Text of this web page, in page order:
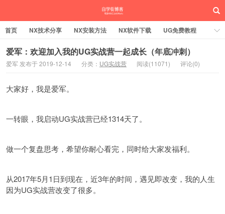
首页 NX技术分享 NX安装方法 NX软件下载
UG免费教程
UG编程加工
SW安装方法 SW技术分享
SW实战营
UG实战营
爱军：欢迎加入我的UG实战营一起成长（年底冲刺）
爱军 发布于 2019-12-14 分类： UG实战营 阅读(11071) 评论(0)
大家好，我是爱军。
一转眼，我启动UG实战营已经1314天了。
做一个复盘思考，希望你耐心看完，同时给大家发福利。
从2017年5月1日到现在，近3年的时间，遇见即改变，我的人生
因为UG实战营改变了很多。